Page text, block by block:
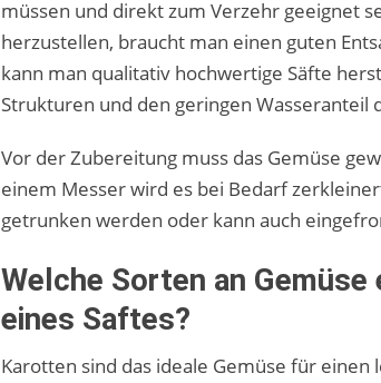
müssen und direkt zum Verzehr geeignet
herzustellen, braucht man einen guten
kann man qualitativ hochwertige Säfte
Strukturen und den geringen
Vor der Zubereitung muss das Gemüse
einem Messer wird es bei Bedarf
getrunken werden oder kann auch
Welche Sorten an
eines Saftes?
Karotten sind das ideale Gemüse für